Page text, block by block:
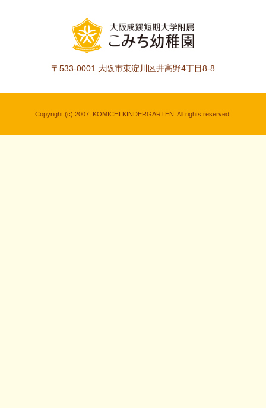
〒533-0001 大阪市東淀川区井高野4丁目8-8
Copyright (c) 2007, KOMICHI KINDERGARTEN. All rights reserved.